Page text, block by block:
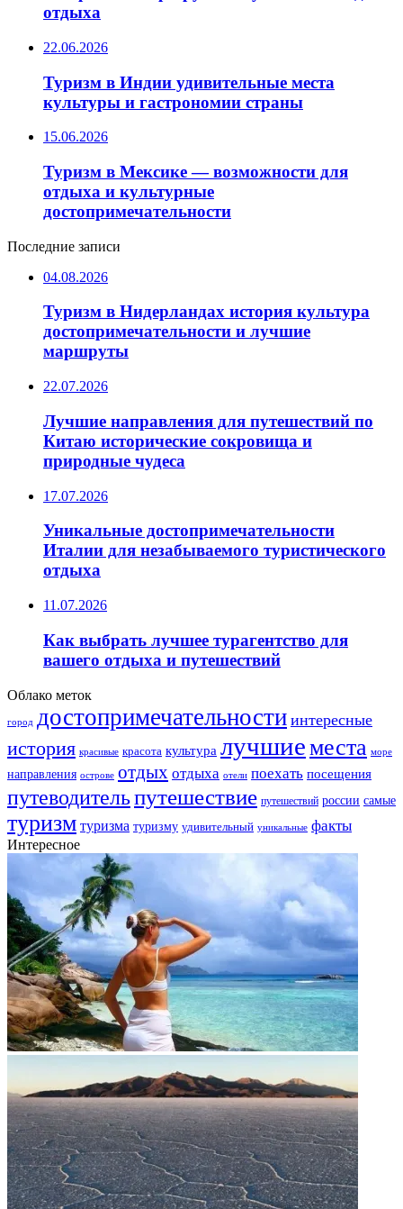
отдыха
22.06.2026
Туризм в Индии удивительные места
культуры и гастрономии страны
15.06.2026
Туризм в Мексике — возможности для
отдыха и культурные
достопримечательности
Последние записи
04.08.2026
Туризм в Нидерландах история культура
достопримечательности и лучшие
маршруты
22.07.2026
Лучшие направления для путешествий по
Китаю исторические сокровища и
природные чудеса
17.07.2026
Уникальные достопримечательности
Италии для незабываемого туристического
отдыха
11.07.2026
Как выбрать лучшее турагентство для
вашего отдыха и путешествий
Облако меток
город достопримечательности интересные
история красивые красота культура лучшиеместа море
направления острове отдых отдыха отели поехать посещения
путеводительпутешествие путешествий россии самые
туризм туризма туризму удивительный уникальные факты
Интересное